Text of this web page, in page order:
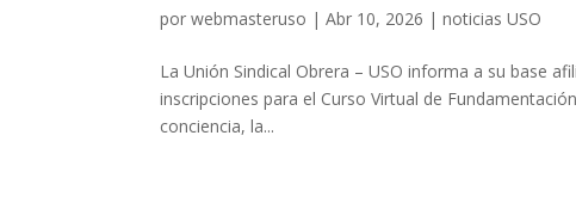
porwebmasteruso |Abr 10, 2026 |noticias USO
La Unión Sindical Obrera – USO informa a su base
inscripciones para el Curso Virtual de
conciencia, la...